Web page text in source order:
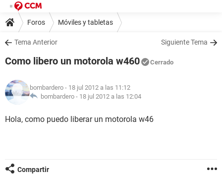
Foros Móviles y tabletas
Tema Anterior Siguiente Tema
Como libero un motorola w460 Cerrado
bombardero - 18 jul 2012 a las 11:12
bombardero - 18 jul 2012 a las 12:04
Hola, como puedo liberar un motorola w46
Compartir